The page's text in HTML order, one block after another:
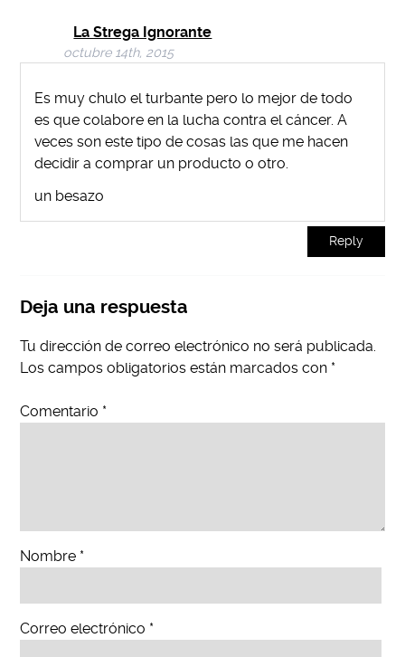
La Strega Ignorante
octubre 14th, 2015
Es muy chulo el turbante pero lo mejor de todo
es que colabore en la lucha contra el cáncer. A
veces son este tipo de cosas las que me hacen
decidir a comprar un producto o otro.
un besazo
Reply
Deja una respuesta
Tu dirección de correo electrónico no será publicada.
Los campos obligatorios están marcados con *
Comentario *
Nombre *
Correo electrónico *